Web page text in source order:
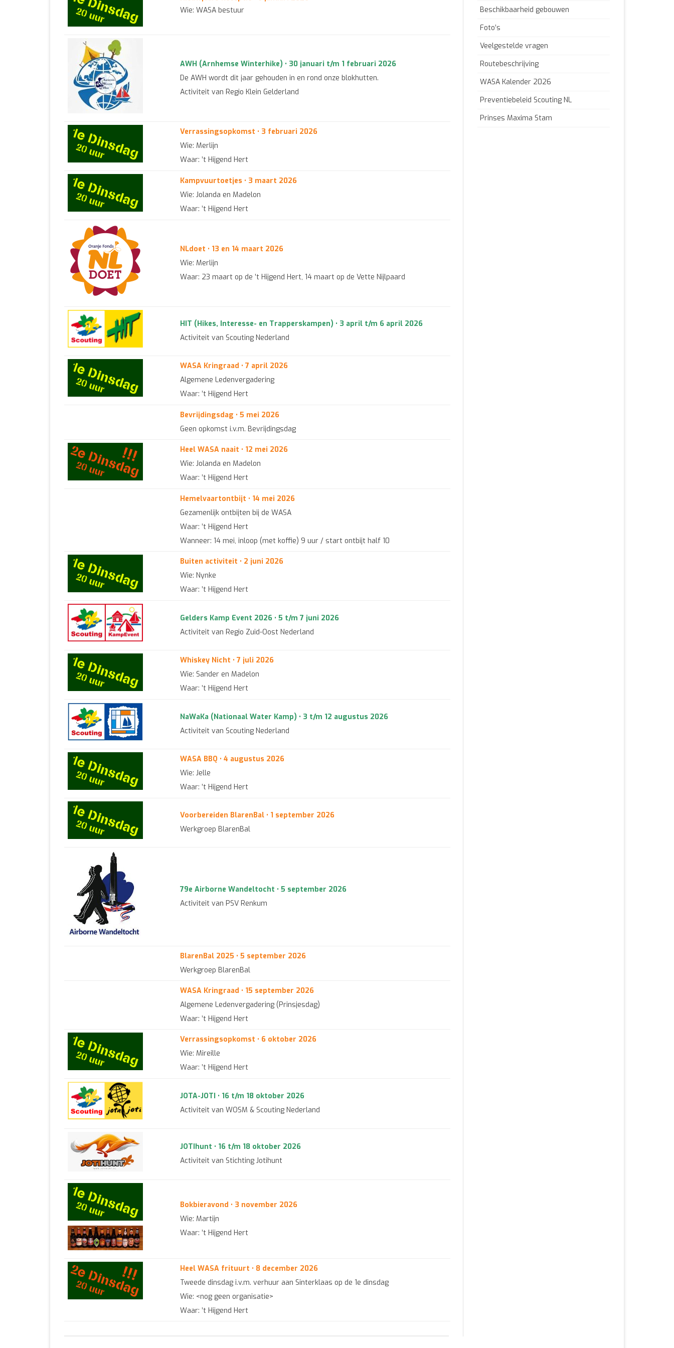
Wie: WASA bestuur
AWH (Arnhemse Winterhike) • 30 januari t/m 1 februari 2026
De AWH wordt dit jaar gehouden in en rond onze blokhutten.
Activiteit van Regio Klein Gelderland
Verrassingsopkomst • 3 februari 2026
Wie: Merlijn
Waar: ’t Hijgend Hert
Kampvuurtoetjes • 3 maart 2026
Wie: Jolanda en Madelon
Waar: ’t Hijgend Hert
NLdoet • 13 en 14 maart 2026
Wie: Merlijn
Waar: 23 maart op de ’t Hijgend Hert, 14 maart op de Vette Nijlpaard
HIT (Hikes, Interesse- en Trapperskampen) • 3 april t/m 6 april 2026
Activiteit van Scouting Nederland
WASA Kringraad • 7 april 2026
Algemene Ledenvergadering
Waar: ’t Hijgend Hert
Bevrijdingsdag • 5 mei 2026
Geen opkomst i.v.m. Bevrijdingsdag
Heel WASA naait • 12 mei 2026
Wie: Jolanda en Madelon
Waar: ’t Hijgend Hert
Hemelvaartontbijt • 14 mei 2026
Gezamenlijk ontbijten bij de WASA
Waar: ’t Hijgend Hert
Wanneer: 14 mei, inloop (met koffie) 9 uur / start ontbijt half 10
Buiten activiteit • 2 juni 2026
Wie: Nynke
Waar: ’t Hijgend Hert
Gelders Kamp Event 2026 • 5 t/m 7 juni 2026
Activiteit van Regio Zuid-Oost Nederland
Whiskey Nicht • 7 juli 2026
Wie: Sander en Madelon
Waar: ’t Hijgend Hert
NaWaKa (Nationaal Water Kamp) • 3 t/m 12 augustus 2026
Activiteit van Scouting Nederland
WASA BBQ • 4 augustus 2026
Wie: Jelle
Waar: ’t Hijgend Hert
Voorbereiden BlarenBal • 1 september 2026
Werkgroep BlarenBal
79e Airborne Wandeltocht • 5 september 2026
Activiteit van PSV Renkum
BlarenBal 2025 • 5 september 2026
Werkgroep BlarenBal
WASA Kringraad • 15 september 2026
Algemene Ledenvergadering (Prinsjesdag)
Waar: ’t Hijgend Hert
Verrassingsopkomst • 6 oktober 2026
Wie: Mireille
Waar: ’t Hijgend Hert
JOTA-JOTI • 16 t/m 18 oktober 2026
Activiteit van WOSM & Scouting Nederland
JOTIhunt • 16 t/m 18 oktober 2026
Activiteit van Stichting Jotihunt
Bokbieravond • 3 november 2026
Wie: Martijn
Waar: ’t Hijgend Hert
Heel WASA frituurt • 8 december 2026
Tweede dinsdag i.v.m. verhuur aan Sinterklaas op de 1e dinsdag
Wie: <nog geen organisatie>
Waar: ’t Hijgend Hert
Beschikbaarheid gebouwen
Foto’s
Veelgestelde vragen
Routebeschrijving
WASA Kalender 2026
Preventiebeleid Scouting NL
Prinses Maxima Stam